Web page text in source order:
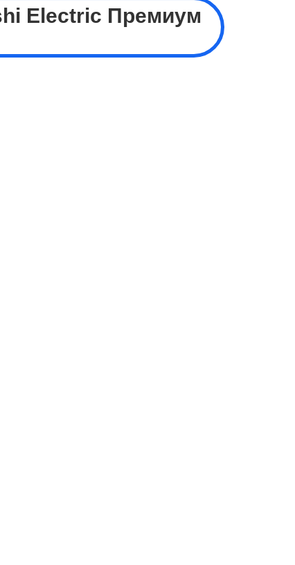
Electric Премиум